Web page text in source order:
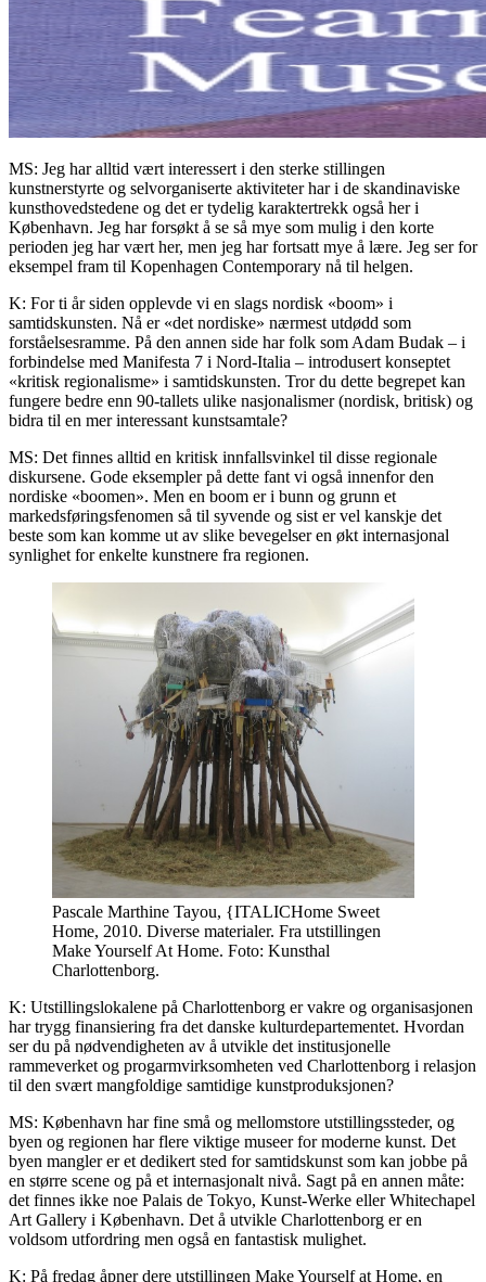
MS: Jeg har alltid vært interessert i den sterke stillingen
kunstnerstyrte og selvorganiserte aktiviteter har i de skandinaviske
kunsthovedstedene og det er tydelig karaktertrekk også her i
København. Jeg har forsøkt å se så mye som mulig i den korte
perioden jeg har vært her, men jeg har fortsatt mye å lære. Jeg ser for
eksempel fram til Kopenhagen Contemporary nå til helgen.
K: For ti år siden opplevde vi en slags nordisk «boom» i
samtidskunsten. Nå er «det nordiske» nærmest utdødd som
forståelsesramme. På den annen side har folk som Adam Budak – i
forbindelse med Manifesta 7 i Nord-Italia – introdusert konseptet
«kritisk regionalisme» i samtidskunsten. Tror du dette begrepet kan
fungere bedre enn 90-tallets ulike nasjonalismer (nordisk, britisk) og
bidra til en mer interessant kunstsamtale?
MS: Det finnes alltid en kritisk innfallsvinkel til disse regionale
diskursene. Gode eksempler på dette fant vi også innenfor den
nordiske «boomen». Men en boom er i bunn og grunn et
markedsføringsfenomen så til syvende og sist er vel kanskje det
beste som kan komme ut av slike bevegelser en økt internasjonal
synlighet for enkelte kunstnere fra regionen.
Pascale Marthine Tayou, {ITALICHome Sweet
Home, 2010. Diverse materialer. Fra utstillingen
Make Yourself At Home. Foto: Kunsthal
Charlottenborg.
K: Utstillingslokalene på Charlottenborg er vakre og organisasjonen
har trygg finansiering fra det danske kulturdepartementet. Hvordan
ser du på nødvendigheten av å utvikle det institusjonelle
rammeverket og progarmvirksomheten ved Charlottenborg i relasjon
til den svært mangfoldige samtidige kunstproduksjonen?
MS: København har fine små og mellomstore utstillingssteder, og
byen og regionen har flere viktige museer for moderne kunst. Det
byen mangler er et dedikert sted for samtidskunst som kan jobbe på
en større scene og på et internasjonalt nivå. Sagt på en annen måte:
det finnes ikke noe Palais de Tokyo, Kunst-Werke eller Whitechapel
Art Gallery i København. Det å utvikle Charlottenborg er en
voldsom utfordring men også en fantastisk mulighet.
K: På fredag åpner dere utstillingen Make Yourself at Home, en